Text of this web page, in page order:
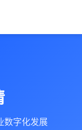
数字化发展